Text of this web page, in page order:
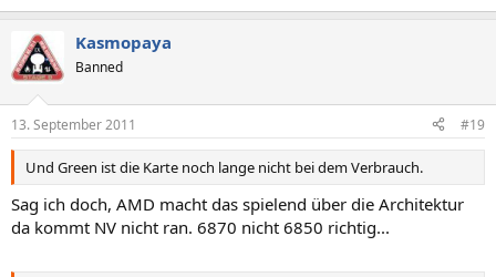
Kasmopaya
Banned
13. September 2011 #19
Und Green ist die Karte noch lange nicht bei dem Verbrauch.
Sag ich doch, AMD macht das spielend über die Architektur
da kommt NV nicht ran. 6870 nicht 6850 richtig...